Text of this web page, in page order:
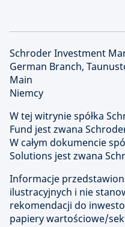
Schroder Investment
German Branch,
Main
Niemcy
W tej witrynie spółka
Fund jest zwana
W całym dokumencie
Solutions jest zwana
Informacje
ilustracyjnych i nie
rekomendacji do
papiery wartościowe/